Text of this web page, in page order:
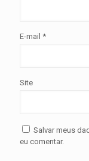
E-mail *
Site
Salvar meus
eu comentar.